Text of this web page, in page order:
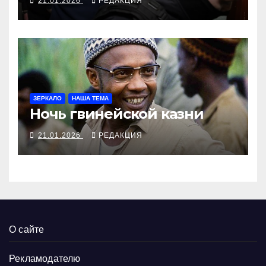
ЗЕРКАЛО НАША ТЕМА
Ночь гвинейской казни
21.01.2026 РЕДАКЦИЯ
О сайте
Рекламодателю